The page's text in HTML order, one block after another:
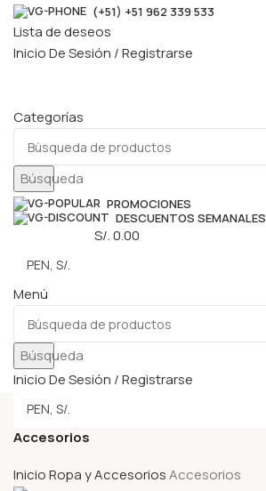
(+51) +51 962 339 533
Lista de deseos
Inicio De Sesión / Registrarse
Categorías
Búsqueda
PROMOCIONES
DESCUENTOS SEMANALES
S/.0.00
Menú
Búsqueda
Inicio De Sesión / Registrarse
Accesorios
InicioRopa y AccesoriosAccesorios